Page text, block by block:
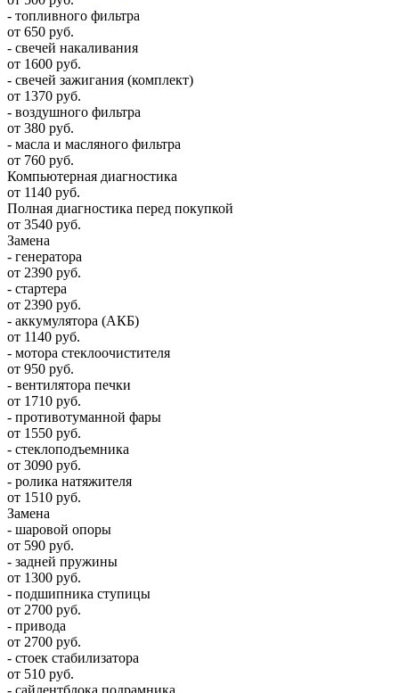
- топливного фильтра
от 650 руб.
- свечей накаливания
от 1600 руб.
- свечей зажигания (комплект)
от 1370 руб.
- воздушного фильтра
от 380 руб.
- масла и масляного фильтра
от 760 руб.
Компьютерная диагностика
от 1140 руб.
Полная диагностика перед покупкой
от 3540 руб.
Замена
- генератора
от 2390 руб.
- стартера
от 2390 руб.
- аккумулятора (АКБ)
от 1140 руб.
- мотора стеклоочистителя
от 950 руб.
- вентилятора печки
от 1710 руб.
- противотуманной фары
от 1550 руб.
- стеклоподъемника
от 3090 руб.
- ролика натяжителя
от 1510 руб.
Замена
- шаровой опоры
от 590 руб.
- задней пружины
от 1300 руб.
- подшипника ступицы
от 2700 руб.
- привода
от 2700 руб.
- стоек стабилизатора
от 510 руб.